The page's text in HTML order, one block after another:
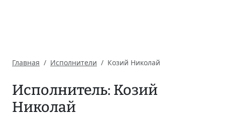
Главная Исполнители Козий Николай
Исполнитель: Козий
Николай